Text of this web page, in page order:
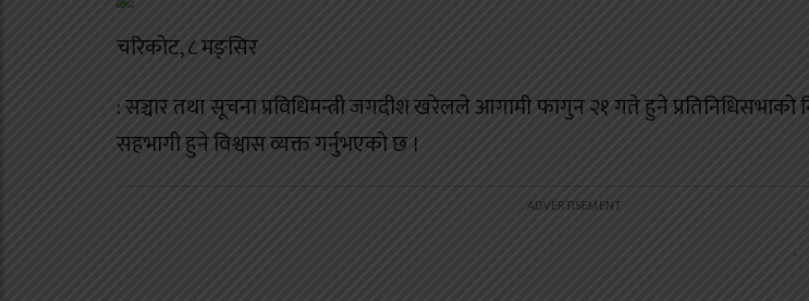
चरिकोट, ८ मङ्सिर
: सञ्चार तथा सूचना प्रविधिमन्त्री जगदीश खरेलले आगामी फागुन २१ गते हुने प्रतिनिधिसभाको
सहभागी हुने विश्वास व्यक्त गर्नुभएको छ ।